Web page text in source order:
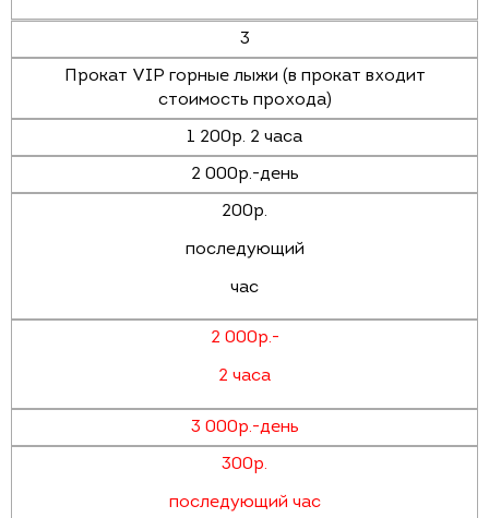
3
Прокат VIP горные лыжи (в прокат входит
стоимость прохода)
1 200р. 2 часа
2 000р.-день
200р.
последующий
час
2 000р.-
2 часа
3 000р.-день
300р.
последующий час